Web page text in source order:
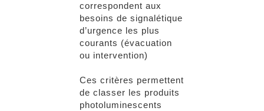
correspondent aux
besoins de signalétique
d’urgence les plus
courants (évacuation
ou intervention)
Ces critères permettent
de classer les produits
photoluminescents